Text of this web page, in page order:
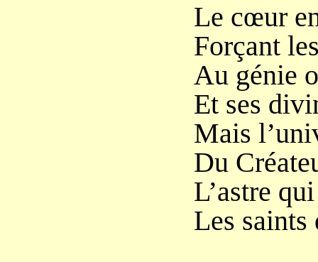
Le cœur
Forçant
Au génie
Et ses
Mais
Du
L’astre
Les saints